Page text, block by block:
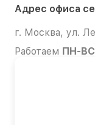
Адрес офиса
г. Москва, ул.
Работаем ПН-ВС